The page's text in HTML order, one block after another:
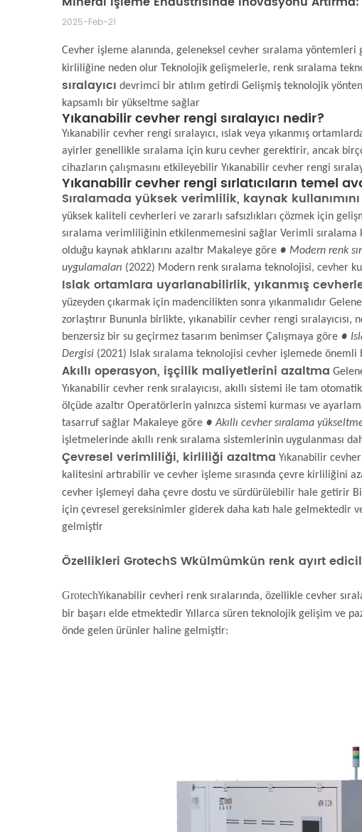
2025-Feb-21
Cevher işleme alanında, geleneksel cevher sıralama
kirliliğine neden olur Teknolojik gelişmelerle, renk sıralama
sıralayıcı devrimci bir atılım getirdi Gelişmiş teknolojik
kapsamlı bir yükseltme sağlar
Yıkanabilir cevher rengi sıralayıcı nedir?
Yıkanabilir cevher rengi sıralayıcı, ıslak veya yıkanmış
ayirler genellikle sıralama için kuru cevher gerektirir, ancak
cihazların çalışmasını etkileyebilir Yıkanabilir cevher rengi
Yıkanabilir cevher rengi sırlatıcıların temel
Sıralamada yüksek verimlilik, kaynak
yüksek kaliteli cevherleri ve zararlı safsızlıkları çözmek için
sıralama verimliliğinin etkilenmemesini sağlar Verimli sıralama
olduğu kaynak atıklarını azaltır Makaleye göre ● Modern renk
uygulamaları (2022) Modern renk sıralama teknolojisi, cevher
Islak ortamlara uyarlanabilirlik, yıkanmış
yüzeyden çıkarmak için madencilikten sonra yıkanmalıdır
zorlaştırır Bununla birlikte, yıkanabilir cevher rengi
benzersiz bir su geçirmez tasarım benimser Çalışmaya göre ●
Dergisi (2021) Islak sıralama teknolojisi cevher işlemede
Akıllı operasyon, işçilik maliyetlerini azaltma
Yıkanabilir cevher renk sıralayıcısı, akıllı sistemi ile tam
ölçüde azaltır Operatörlerin yalnızca sistemi kurması ve
tasarruf sağlar Makaleye göre ● Akıllı cevher sıralama
işletmelerinde akıllı renk sıralama sistemlerinin uygulanması
Çevresel verimliliği, kirliliği azaltma Yıkanabilir
kalitesini artırabilir ve cevher işleme sırasında çevre kirliliğini
cevher işlemeyi daha çevre dostu ve sürdürülebilir hale getirir
için çevresel gereksinimler giderek daha katı hale
gelmiştir
Özellikleri GrotechS Wkülmümkün renk ayırt
GrotechYıkanabilir cevheri renk sıralarında, özellikle cevher
bir başarı elde etmektedir Yıllarca süren teknolojik gelişim ve
önde gelen ürünler haline gelmiştir: